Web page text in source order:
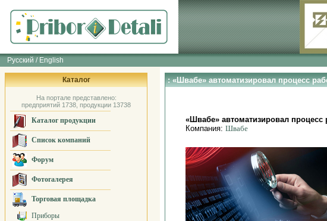
Русский / English
Каталог
На портале представлено:
предприятий 1738, продукции 13738
Каталог продукции
Список компаний
Форум
Фотогалерея
Торговая площадка
Приборы
: «Швабе» автоматизировал процесс
«Швабе» автоматизировал
Компания: Швабе